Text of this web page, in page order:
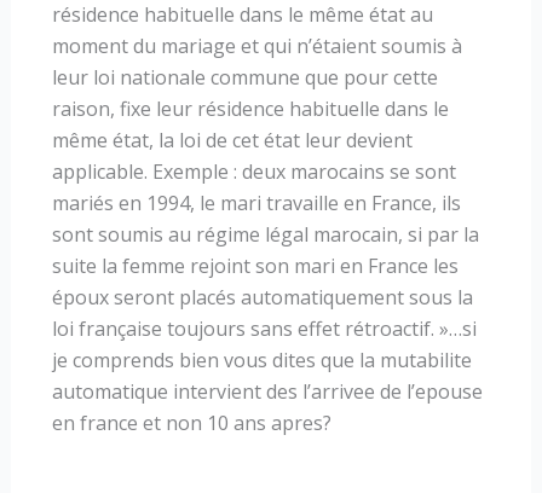
résidence habituelle dans le même état au
moment du mariage et qui n’étaient soumis à
leur loi nationale commune que pour cette
raison, fixe leur résidence habituelle dans le
même état, la loi de cet état leur devient
applicable. Exemple : deux marocains se sont
mariés en 1994, le mari travaille en France, ils
sont soumis au régime légal marocain, si par la
suite la femme rejoint son mari en France les
époux seront placés automatiquement sous la
loi française toujours sans effet rétroactif. »…si
je comprends bien vous dites que la mutabilite
automatique intervient des l’arrivee de l’epouse
en france et non 10 ans apres?